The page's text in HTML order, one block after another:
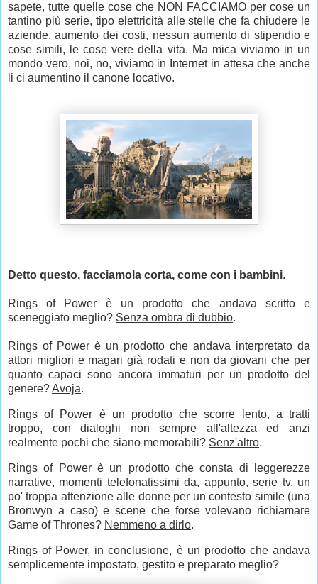
sapete, tutte quelle cose che NON FACCIAMO per cose un
tantino più serie, tipo elettricità alle stelle che fa chiudere le
aziende, aumento dei costi, nessun aumento di stipendio e
cose simili, le cose vere della vita. Ma mica viviamo in un
mondo vero, noi, no, viviamo in Internet in attesa che anche
li ci aumentino il canone locativo.
Detto questo, facciamola corta, come con i bambini.
Rings of Power è un prodotto che andava scritto e
sceneggiato meglio? Senza ombra di dubbio.
Rings of Power è un prodotto che andava interpretato da
attori migliori e magari già rodati e non da giovani che per
quanto capaci sono ancora immaturi per un prodotto del
genere?Avoja.
Rings of Power è un prodotto che scorre lento, a tratti
troppo, con dialoghi non sempre all'altezza ed anzi
realmente pochi che siano memorabili? Senz'altro.
Rings of Power è un prodotto che consta di leggerezze
narrative, momenti telefonatissimi da, appunto, serie tv, un
po' troppa attenzione alle donne per un contesto simile (una
Bronwyn a caso) e scene che forse volevano richiamare
Game of Thrones? Nemmeno a dirlo.
Rings of Power, in conclusione, è un prodotto che andava
semplicemente impostato, gestito e preparato meglio?